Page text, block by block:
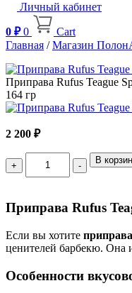
Личный кабинет
0 ₽ 0
Cart
Главная /Магазин
Приправа Rufus Teague
164 гр
2 200 ₽
Quantity
В
Приправа Rufus
Если вы хотите
ценителей барбекю. Она
Особенности